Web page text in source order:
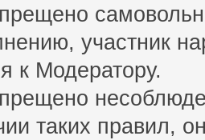
участник
к Модератору.
таких правил,